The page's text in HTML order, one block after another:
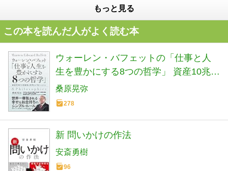
もっと見る
この本を読んだ人がよく読む本
ウォーレン・バフェットの「仕事と人
生を豊かにする8つの哲学」 資産10兆円
の投資家は世界をどう見ているのか
桑原晃弥
278
新 問いかけの作法
安斎勇樹
96